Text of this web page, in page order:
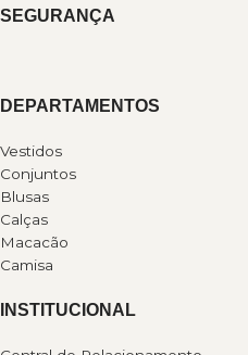
SEGURANÇA
DEPARTAMENTOS
Vestidos
Conjuntos
Blusas
Calças
Macacão
Camisa
INSTITUCIONAL